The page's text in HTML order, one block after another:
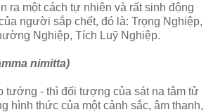
ra một cách tự nhiên và rất sinh động
người sắp chết, đó là: Trọng Nghiệp,
Nghiệp, Tích Luỹ Nghiệp.
nimitta)
tướng - thì đối tượng của sát na tâm tử
hình thức của một cảnh sắc, âm thanh,